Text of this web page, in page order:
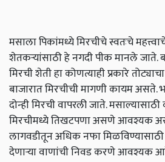
मसाला पिकांमध्ये मिरचीचे स्वतःचे
शेतकऱ्यांसाठी हे नगदी पीक मानले जाते.
मिरची शेती हा कोणत्याही प्रकारे
बाजारात मिरचीची मागणी कायम असते.
दोन्ही मिरची वापरली जाते. मसाल्यासाठी
मिरचीमध्ये तिखटपणा असणे आवश्यक
लागवडीतून अधिक नफा
देणाऱ्या वाणांची निवड करणे आवश्यक